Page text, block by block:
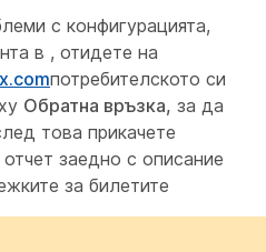
с конфигурацията,
в , отидете на
потребителското си
Обратна връзка, за да
това прикачете
заедно с описание
за билетите